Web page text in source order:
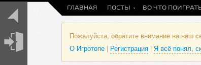
ГЛАВНАЯ ПОСТЫ ВО ЧТО
Пожалуйста, обратите внимание на наш
О Игротопе | Регистрация | Я всё понял,